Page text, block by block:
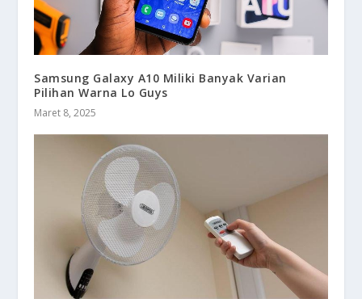
Samsung Galaxy A10 Miliki Banyak Varian
Pilihan Warna Lo Guys
Maret 8, 2025